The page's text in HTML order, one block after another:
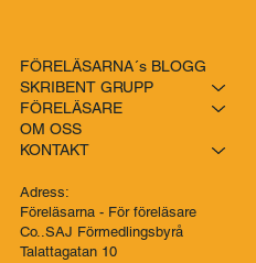
FÖRELÄSARNA´s BLOGG
SKRIBENT GRUPP
FÖRELÄSARE
OM OSS
KONTAKT
Adress:
Föreläsarna - För föreläsare
Co..SAJ Förmedlingsbyrå
Talattagatan 10